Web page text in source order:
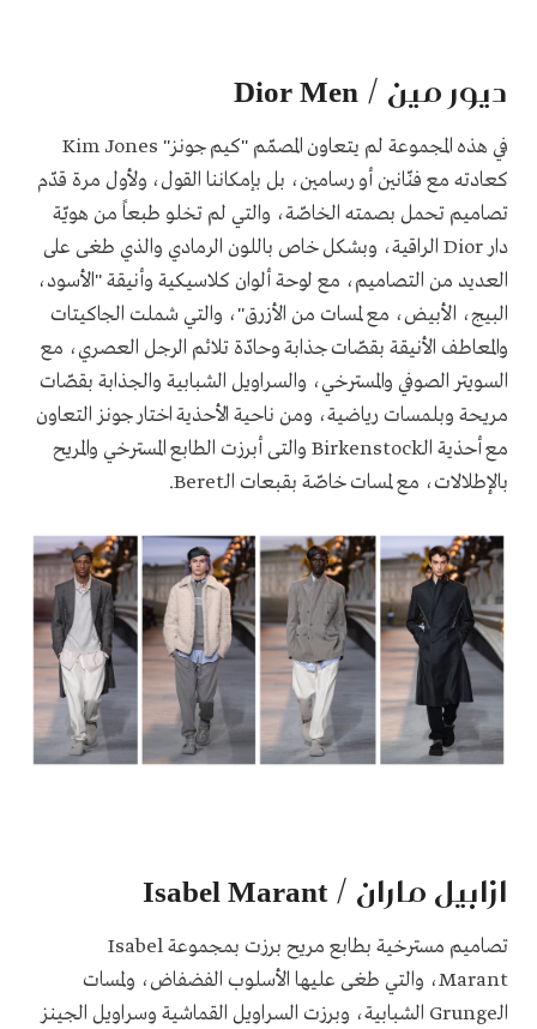
ديور مين / Dior Men
في هذه المجموعة لم يتعاون المصمّم "كيم جونز" Kim Jones
كعادته مع فنّانين أو رسامين، بل بإمكاننا القول، ولأول مرة قدّم
تصاميم تحمل بصمته الخاصّة، والتي لم تخلو طبعاً من هويّة
دار Dior الراقية، وبشكل خاص باللون الرمادي والذي طغى على
العديد من التصاميم، مع لوحة ألوان كلاسيكية وأنيقة "الأسود،
البيج، الأبيض، مع لمسات من الأزرق"، والتي شملت الجاكيتات
والمعاطف الأنيقة بقصّات جذابة وحادّة تلائم الرجل العصري، مع
السويتر الصوفي والمسترخي، والسراويل الشبابية والجذابة بقصّات
مريحة وبلمسات رياضية، ومن ناحية الأحذية اختار جونز التعاون
مع أحذية الـBirkenstock والتى أبرزت الطابع المسترخي والمريح
بالإطلالات، مع لمسات خاصّة بقبعات الـBeret.
ازابيل ماران / Isabel Marant
تصاميم مسترخية بطابع مريح برزت بمجموعة Isabel
Marant، والتي طغى عليها الأسلوب الفضفاض، ولمسات
الـGrunge الشبابية، وبرزت السراويل القماشية وسراويل الجينز